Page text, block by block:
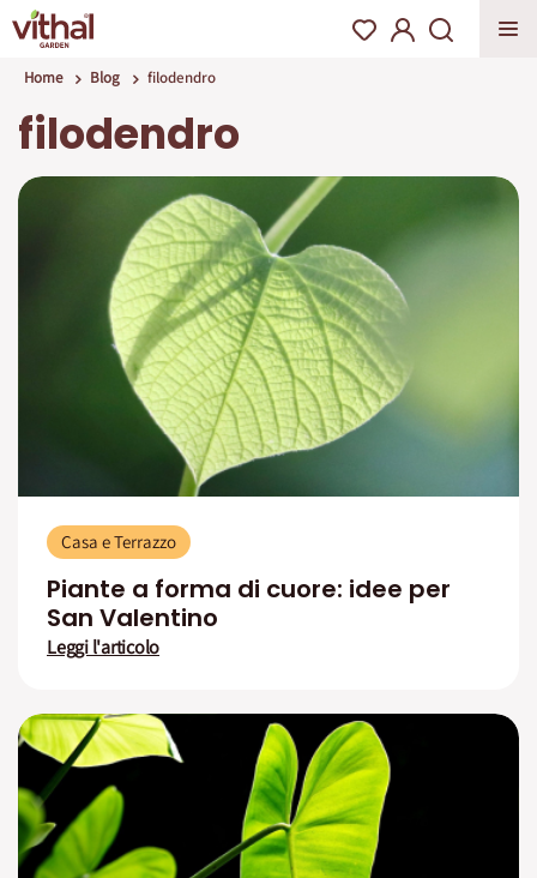
Home Blog filodendro
filodendro
Casa e Terrazzo
Piante a forma di cuore: idee per
San Valentino
Leggi l'articolo